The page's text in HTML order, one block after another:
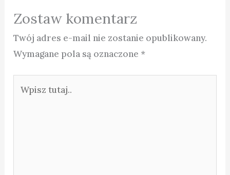
Zostaw komentarz
Twój adres e-mail nie zostanie opublikowany.
Wymagane pola są oznaczone *
tutaj..